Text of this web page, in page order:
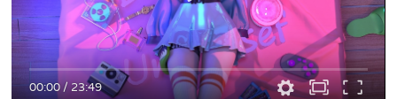
00:00/23:49